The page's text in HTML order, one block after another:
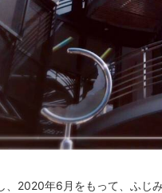
、2020年6月をもって、ふじ